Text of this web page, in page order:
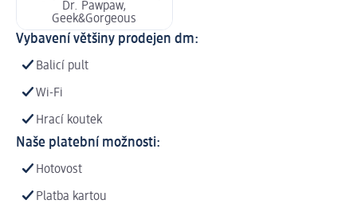
Dr. Pawpaw,
Geek&Gorgeous
Vybavení většiny prodejen dm:
Balicí pult
Wi-Fi
Hrací koutek
Naše platební možnosti:
Hotovost
Platba kartou